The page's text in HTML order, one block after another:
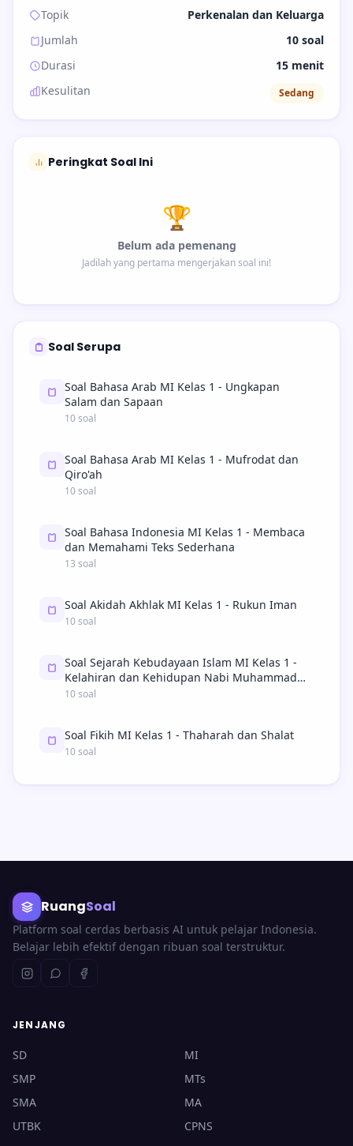
Topik
Perkenalan dan Keluarga
Jumlah
10 soal
Durasi
15 menit
Kesulitan
Sedang
Peringkat Soal Ini
🏆
Belum ada pemenang
Jadilah yang pertama mengerjakan soal ini!
Soal Serupa
Soal Bahasa Arab MI Kelas 1 - Ungkapan
Salam dan Sapaan
10 soal
Soal Bahasa Arab MI Kelas 1 - Mufrodat dan
Qiro'ah
10 soal
Soal Bahasa Indonesia MI Kelas 1 - Membaca
dan Memahami Teks Sederhana
13 soal
Soal Akidah Akhlak MI Kelas 1 - Rukun Iman
10 soal
Soal Sejarah Kebudayaan Islam MI Kelas 1 -
Kelahiran dan Kehidupan Nabi Muhammad
SAW
10 soal
Soal Fikih MI Kelas 1 - Thaharah dan Shalat
10 soal
RuangSoal
Platform soal cerdas berbasis AI untuk pelajar Indonesia.
Belajar lebih efektif dengan ribuan soal terstruktur.
JENJANG
SD
MI
SMP
MTs
SMA
MA
UTBK
CPNS